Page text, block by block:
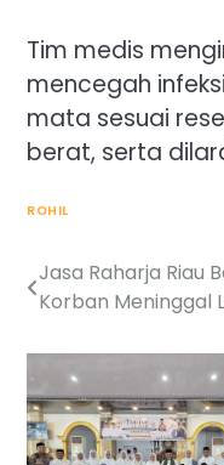
Tim medis
mencegah
mata sesuai
berat, serta
ROHIL
Post
navigation
Jasa Raharja Riau
Korban Meninggal